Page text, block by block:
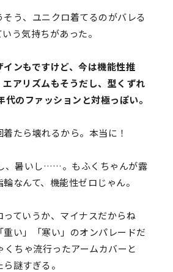
そう、ユニクロ着てるのがバレる
う気持ちがあった。
ンもですけど、今は機能性推
エアリズムもそうだし、型くずれ
のファッションと対極っぽい。
着たら壊れるから。本当に！
、暑いし……。もふくちゃんが露
なんて、機能性ゼロじゃん。
っていうか、マイナスだからね
重い」「寒い」のオンパレードだ
くちゃ流行ったアームカバーと
謎すぎる。